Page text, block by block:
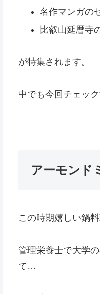
名作マンガの
比叡山延暦寺
が特集されます。
中でも今回チェッ
アーモンド
この時期嬉しい鍋料
管理栄養士で大学
て…